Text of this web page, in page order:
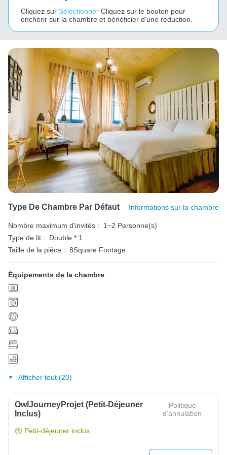
Cliquez sur Sélectionner Cliquez sur le bouton pour
enchérir sur la chambre et bénéficier d'une réduction.
Type De Chambre Par Défaut Informations sur la chambre
Nombre maximum d'invités :
1~2 Personne(s)
Type de lit :
Double * 1
Taille de la pièce : 8Square Footage
Équipements de la chambre
Afficher tout (20)
OwlJourneyProjet (petit-Déjeuner
Inclus)
Politique
d'annulation
Petit-déjeuner inclus